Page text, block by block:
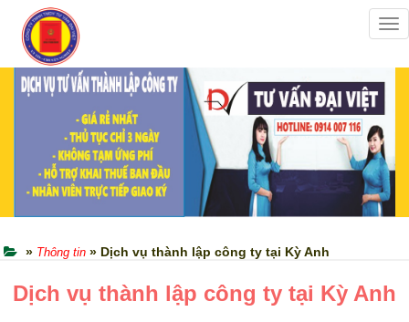
» Thông tin » Dịch vụ thành lập công ty tại Kỳ Anh
Dịch vụ thành lập công ty tại Kỳ Anh